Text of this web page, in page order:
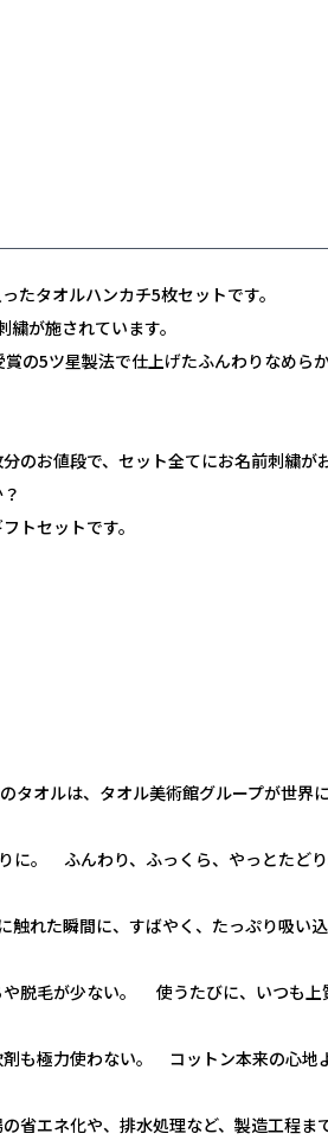
たタオルハンカチ5枚セットです。
が施されています。
の5ツ星製法で仕上げたふんわりなめ
のお値段で、セット全てにお名前刺繍が
トセットです。
オルは、タオル美術館グループが世界
に。 ふんわり、ふっくら、やっとたど
れた瞬間に、すばやく、たっぷり吸い込
脱毛が少ない。 使うたびに、いつも上
も極力使わない。 コットン本来の心地
省エネ化や、排水処理など、製造工程ま